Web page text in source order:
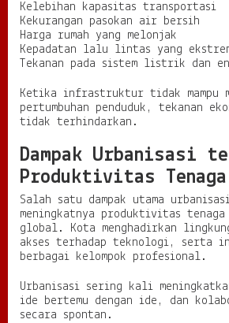
Kelebihan kapasitas transportasi
Kekurangan pasokan air bersih
Harga rumah yang melonjak
Kepadatan lalu lintas yang
Tekanan pada sistem listrik dan
Ketika infrastruktur tidak mampu
pertumbuhan penduduk, tekanan
tidak terhindarkan.
Dampak Urbanisasi
Produktivitas
Salah satu dampak utama
meningkatnya produktivitas
global. Kota menghadirkan
akses terhadap teknologi, serta
berbagai kelompok profesional.
Urbanisasi sering kali
ide bertemu dengan ide, dan
secara spontan.